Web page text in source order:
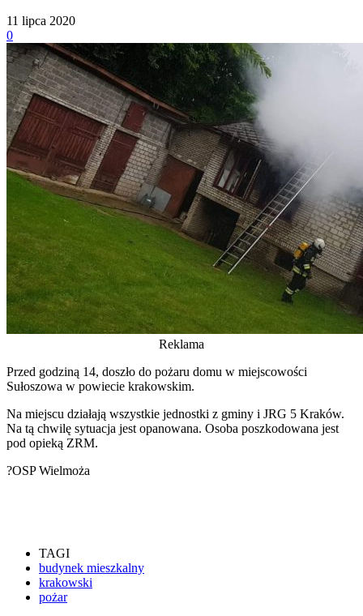
11 lipca 2020
0
Reklama
Przed godziną 14, doszło do pożaru domu w miejscowości
Sułoszowa w powiecie krakowskim.
Na miejscu działają wszystkie jednostki z gminy i JRG 5 Kraków.
Na tą chwilę sytuacja jest opanowana. Osoba poszkodowana jest
pod opieką ZRM.
?OSP Wielmoża
TAGI
budynek mieszkalny
krakowski
pożar